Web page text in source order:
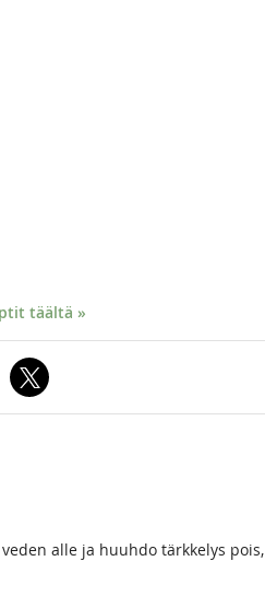
täältä »
alle ja huuhdo tärkkelys